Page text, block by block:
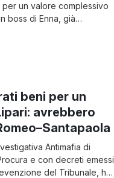
un valore complessivo
boss di Enna, già
per associazione mafiosa
beni per un
avrebbero
Antimafia di
e con decreti emessi
del Tribunale, ha